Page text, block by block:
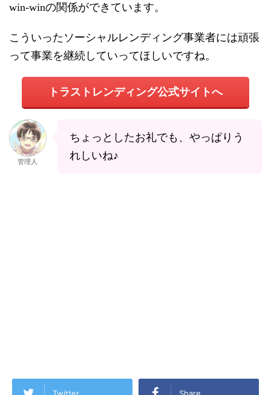
win-winの関係ができています。
こういったソーシャルレンディング事業者には頑張
って事業を継続していってほしいですね。
トラストレンディング公式サイトへ
管理人
ちょっとしたお礼でも、やっぱりう
れしいね♪
Twitter Share